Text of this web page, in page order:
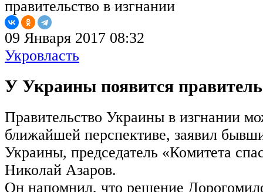
09 Января 2017 08:32
Укровласть
У Украины появится
Правительство Украины в изгнании
ближайшей перспективе, заявил
Украины, председатель «Комитета
Николай Азаров.
Он напомнил, что решение